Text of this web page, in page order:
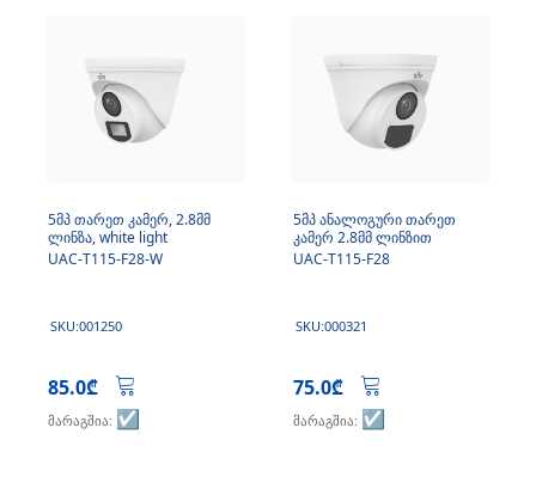
5მპ თარეთ კამერ, 2.8მმ
ლინზა, white light
UAC-T115-F28-W
SKU:001250
85.0₾
მარაგშია: ☑️
5მპ ანალოგური თარეთ
კამერ 2.8მმ ლინზით
UAC-T115-F28
SKU:000321
75.0₾
მარაგშია: ☑️